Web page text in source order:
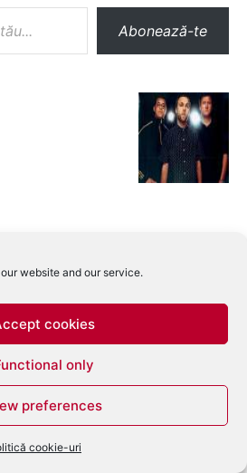
website and our service.
cookies
only
preferences
cookie-uri
Abonează-te